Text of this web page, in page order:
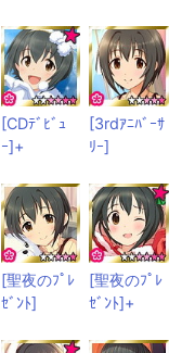
[CDﾃﾞﾋﾞｭ
ｰ]+
[3rdｱﾆﾊﾞｰｻ
ﾘｰ]
[聖夜のﾌﾟﾚ
ｾﾞﾝﾄ]
[聖夜のﾌﾟﾚ
ｾﾞﾝﾄ]+